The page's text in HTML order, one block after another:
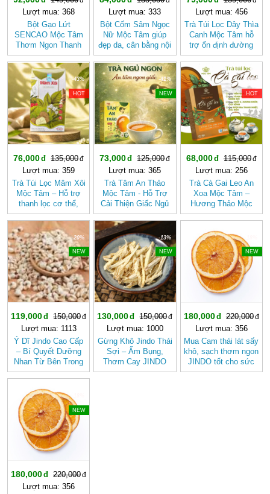
Lượt mua: 368
Bột Gạo Lứt
SENCAO Mộc Tâm
Thơm Ngon Thanh
Nhẹ, Phù Hợp Ăn
Kiêng
Lượt mua: 333
Bột Cốm Sâm Ngọc
Nữ Mộc Tâm giúp
đẹp da, cân bằng nội
tiết tố nữ
Lượt mua: 456
Trà Túi Lọc Dây Thìa
Canh Mộc Tâm hỗ
trợ ổn định đường
huyết
-43%
HOT
76,000
135,000
Lượt mua: 359
Trà Túi Lọc Mâm Xôi
Mộc Tâm – Hỗ trợ
thanh lọc cơ thể,
mang lại cảm giác
nhẹ nhàng
-41%
NEW
73,000
125,000
Lượt mua: 365
Trà Tâm An Thảo
Mộc Tâm - Hỗ Trợ
Cải Thiện Giấc Ngủ
(Hộp 30 túi lọc)
-40%
HOT
68,000
115,000
Lượt mua: 256
Trà Cà Gai Leo An
Xoa Mộc Tâm –
Hương Thảo Mộc
Cho Ngày Thư Thái
-20%
NEW
119,000
150,000
Lượt mua: 1113
Ý Dĩ Jindo Cao Cấp
– Bí Quyết Dưỡng
Nhan Từ Bên Trong
-13%
NEW
130,000
150,000
Lượt mua: 1000
Gừng Khô Jindo Thái
Sợi – Ấm Bụng,
Thơm Cay JINDO
NEW
180,000
220,000
Lượt mua: 356
Mua Cam thái lát sấy
khô, sạch thơm ngon
JINDO tốt cho sức
khỏe
NEW
180,000
220,000
Lượt mua: 356